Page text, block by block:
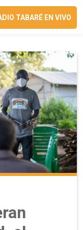
TABARÉ EN VIVO